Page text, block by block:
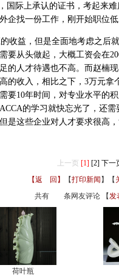
际上承认的证书，考起来
企找一份工作，刚开始职位
收益，但是全面地考虑之后
要从头做起，大概工资会在
的人才待遇也不高。而赵楠
的收入，相比之下，3万元
要10年时间，对专业水平的
的学习就快忘光了，还
是这些企业对人才要求很高
上一页 [1] [2] 下一
【返 回】
【打印新闻 】【
共有
条网友评论 【发
荷叶瓶